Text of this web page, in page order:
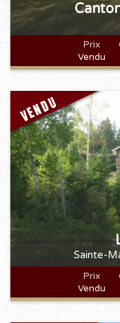
Prix
Vendu
VENDU
Sainte-
Prix
Vendu